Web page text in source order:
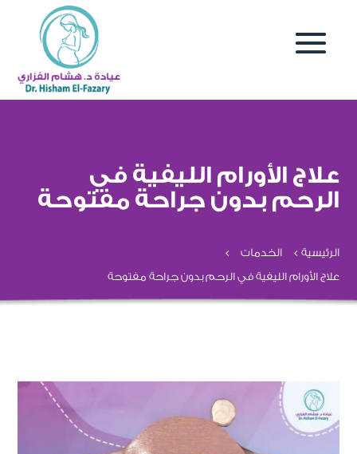
علاج الأورام الليفية في
الرحم بدون جراحة مفتوحة
الرئيسية 4 الخدمات 4
علاج الأورام الليفية في الرحم بدون جراحة مفتوحة